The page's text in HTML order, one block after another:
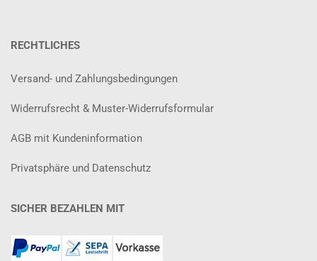
RECHTLICHES
Versand- und Zahlungsbedingungen
Widerrufsrecht & Muster-Widerrufsformular
AGB mit Kundeninformation
Privatsphäre und Datenschutz
SICHER BEZAHLEN MIT